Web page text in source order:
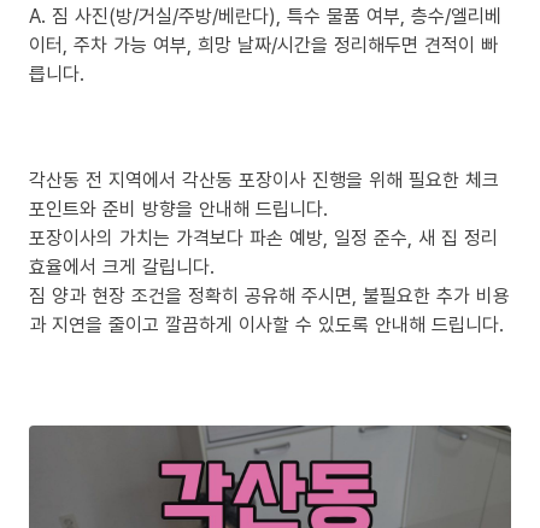
A. 짐 사진(방/거실/주방/베란다), 특수 물품 여부, 층수/엘리베
이터, 주차 가능 여부, 희망 날짜/시간을 정리해두면 견적이 빠
릅니다.
각산동 전 지역에서 각산동 포장이사 진행을 위해 필요한 체크
포인트와 준비 방향을 안내해 드립니다.
포장이사의 가치는 가격보다 파손 예방, 일정 준수, 새 집 정리
효율에서 크게 갈립니다.
짐 양과 현장 조건을 정확히 공유해 주시면, 불필요한 추가 비용
과 지연을 줄이고 깔끔하게 이사할 수 있도록 안내해 드립니다.